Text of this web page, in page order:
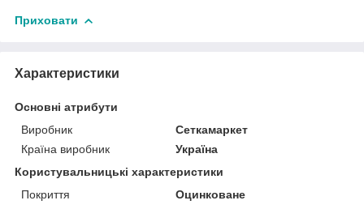
Приховати
Характеристики
Основні атрибути
Виробник
Сеткамаркет
Країна виробник
Україна
Користувальницькі характеристики
Покриття
Оцинковане